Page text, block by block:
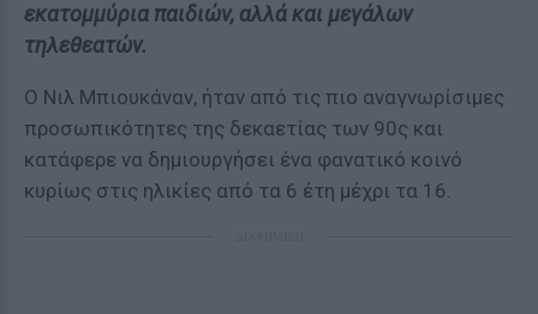
εκατομμύρια παιδιών, αλλά και μεγάλων
τηλεθεατών.
Ο Νιλ Μπιουκάναν, ήταν από τις πιο αναγνωρίσιμες
προσωπικότητες της δεκαετίας των 90ς και
κατάφερε να δημιουργήσει ένα φανατικό κοινό
κυρίως στις ηλικίες από τα 6 έτη μέχρι τα 16.